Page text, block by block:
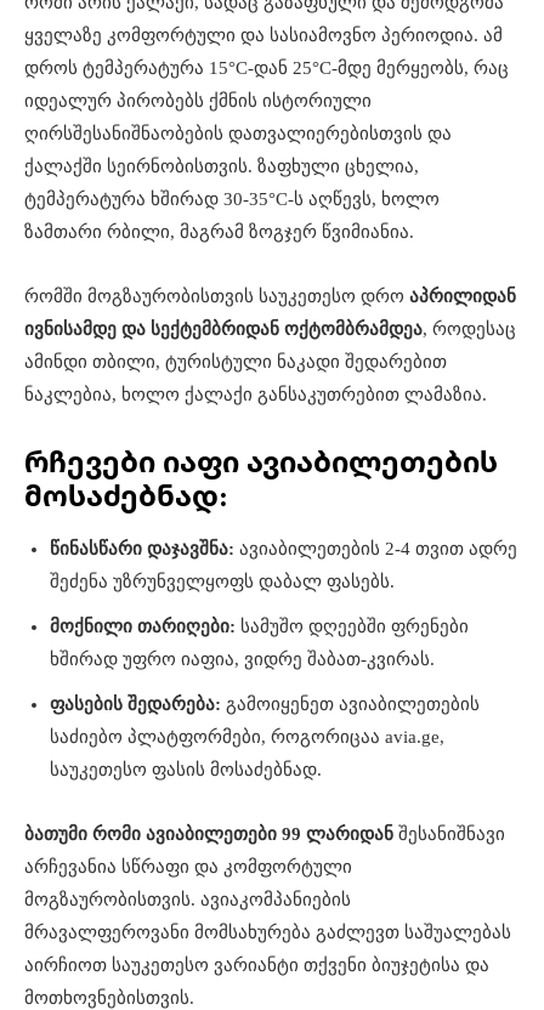
ყველაზე კომფორტული და სასიამოვნო პერიოდია. ამ
დროს ტემპერატურა 15°C-დან 25°C-მდე მერყეობს, რაც
იდეალურ პირობებს ქმნის ისტორიული
ღირსშესანიშნაობების დათვალიერებისთვის და
ქალაქში სეირნობისთვის. ზაფხული ცხელია,
ტემპერატურა ხშირად 30-35°C-ს აღწევს, ხოლო
ზამთარი რბილი, მაგრამ ზოგჯერ წვიმიანია.
რომში მოგზაურობისთვის საუკეთესო დრო აპრილიდან
ივნისამდე და სექტემბრიდან ოქტომბრამდეა, როდესაც
ამინდი თბილი, ტურისტული ნაკადი შედარებით
ნაკლებია, ხოლო ქალაქი განსაკუთრებით ლამაზია.
რჩევები იაფი ავიაბილეთების
მოსაძებნად:
წინასწარი დაჯავშნა: ავიაბილეთების 2-4 თვით ადრე
შეძენა უზრუნველყოფს დაბალ ფასებს.
მოქნილი თარიღები: სამუშო დღეებში ფრენები
ხშირად უფრო იაფია, ვიდრე შაბათ-კვირას.
ფასების შედარება: გამოიყენეთ ავიაბილეთების
საძიებო პლატფორმები, როგორიცაა avia.ge,
საუკეთესო ფასის მოსაძებნად.
ბათუმი რომი ავიაბილეთები 99 ლარიდან შესანიშნავი
არჩევანია სწრაფი და კომფორტული
მოგზაურობისთვის. ავიაკომპანიების
მრავალფეროვანი მომსახურება გაძლევთ საშუალებას
აირჩიოთ საუკეთესო ვარიანტი თქვენი ბიუჯეტისა და
მოთხოვნებისთვის.